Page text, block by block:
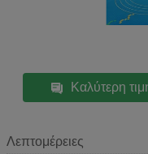
Καλύτερη
Λεπτομέρειες